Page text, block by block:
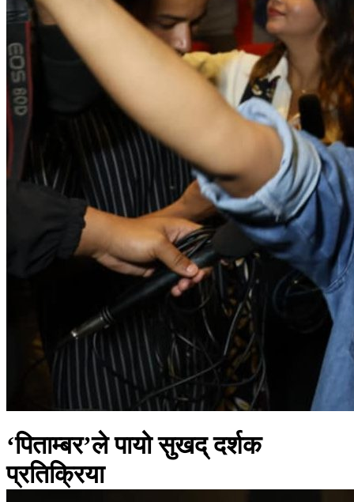
‘पिताम्बर’ले पायो सुखद् दर्शक
प्रतिक्रिया